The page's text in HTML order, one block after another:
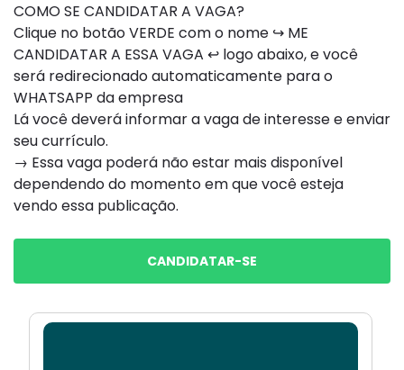
COMO SE CANDIDATAR A VAGA?
Clique no botão VERDE com o nome ↪ ME
CANDIDATAR A ESSA VAGA ↩ logo abaixo, e você
será redirecionado automaticamente para o
WHATSAPP da empresa
Lá você deverá informar a vaga de interesse e enviar
seu currículo.
→ Essa vaga poderá não estar mais disponível
dependendo do momento em que você esteja
vendo essa publicação.
CANDIDATAR-SE